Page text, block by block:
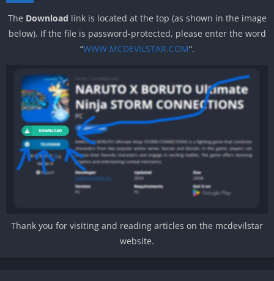
The Download link is located at the top (as shown in the image
below). If the file is password-protected, please enter the word
“WWW.MCDEVILSTAR.COM“.
Thank you for visiting and reading articles on the mcdevilstar
website.